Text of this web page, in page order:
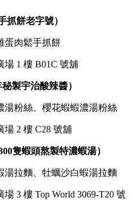
抓餅老字號）
蛋肉鬆手抓餅
場 1 樓 B01C 號舖
製宇治酸辣醬）
湯粉絲、櫻花蝦蝦濃湯粉絲
場 2 樓 C28 號舖
隻蝦頭熬製特濃蝦湯）
湯拉麵、牡蠣沙白蝦湯拉麵
場 3 樓 Top World 3069-T20 號